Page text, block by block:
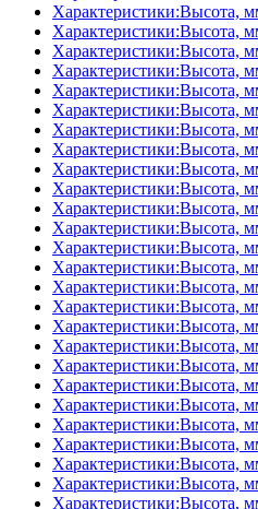
Характеристики:Высота,
Характеристики:Высота,
Характеристики:Высота,
Характеристики:Высота,
Характеристики:Высота,
Характеристики:Высота,
Характеристики:Высота,
Характеристики:Высота,
Характеристики:Высота,
Характеристики:Высота,
Характеристики:Высота,
Характеристики:Высота,
Характеристики:Высота,
Характеристики:Высота,
Характеристики:Высота,
Характеристики:Высота,
Характеристики:Высота,
Характеристики:Высота,
Характеристики:Высота,
Характеристики:Высота,
Характеристики:Высота,
Характеристики:Высота,
Характеристики:Высота,
Характеристики:Высота,
Характеристики:Высота,
Характеристики:Высота,